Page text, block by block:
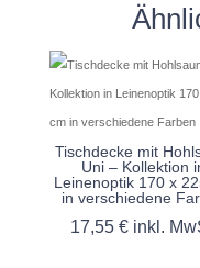
Tischdecke mit
Uni – Kollektion
Leinenoptik 170 x
in verschiedene
17,55 € inkl.